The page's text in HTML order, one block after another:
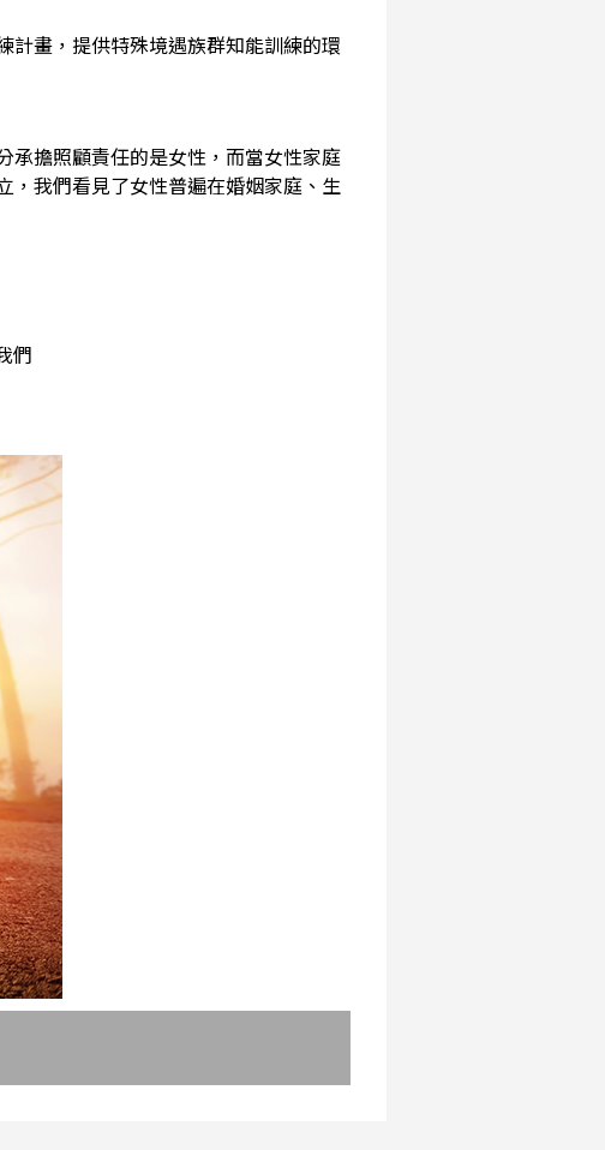
計畫，提供特殊境遇族群知能訓練的環
承擔照顧責任的是女性，而當女性家庭
，我們看見了女性普遍在婚姻家庭、生
們